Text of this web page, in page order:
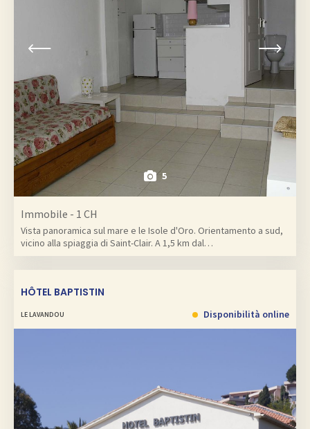
5
Immobile - 1 CH
Vista panoramica sul mare e le Isole d'Oro. Orientamento a sud,
vicino alla spiaggia di Saint-Clair. A 1,5 km dal…
HÔTEL BAPTISTIN
LE LAVANDOU Disponibilità online